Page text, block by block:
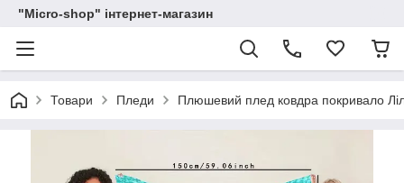
"Micro-shop" інтернет-магазин
Товари Пледи Плюшевий плед ковдра покривало